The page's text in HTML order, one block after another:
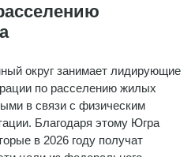
округ занимает лидирующие
по расселению жилых
в связи с физическим
Благодаря этому Югра
в 2026 году получат